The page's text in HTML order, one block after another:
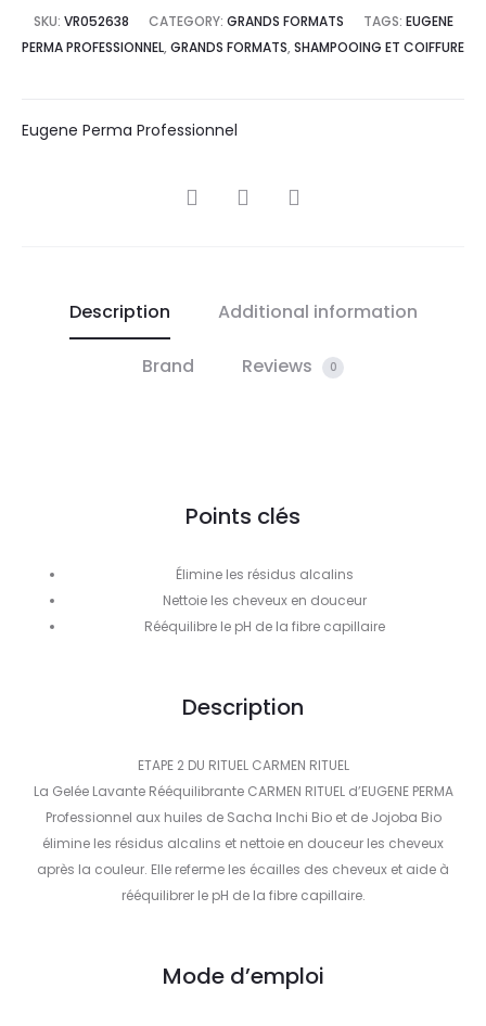
SKU: VR052638 CATEGORY: GRANDS FORMATS TAGS: EUGENE
PERMA PROFESSIONNEL, GRANDS FORMATS, SHAMPOOING ET COIFFURE
Eugene Perma Professionnel
SHARE
Description Additional information
Brand Reviews 0
Points clés
Élimine les résidus alcalins
Nettoie les cheveux en douceur
Rééquilibre le pH de la fibre capillaire
Description
ETAPE 2 DU RITUEL CARMEN RITUEL
La Gelée Lavante Rééquilibrante CARMEN RITUEL d’EUGENE PERMA
Professionnel aux huiles de Sacha Inchi Bio et de Jojoba Bio
élimine les résidus alcalins et nettoie en douceur les cheveux
après la couleur. Elle referme les écailles des cheveux et aide à
rééquilibrer le pH de la fibre capillaire.
Mode d’emploi